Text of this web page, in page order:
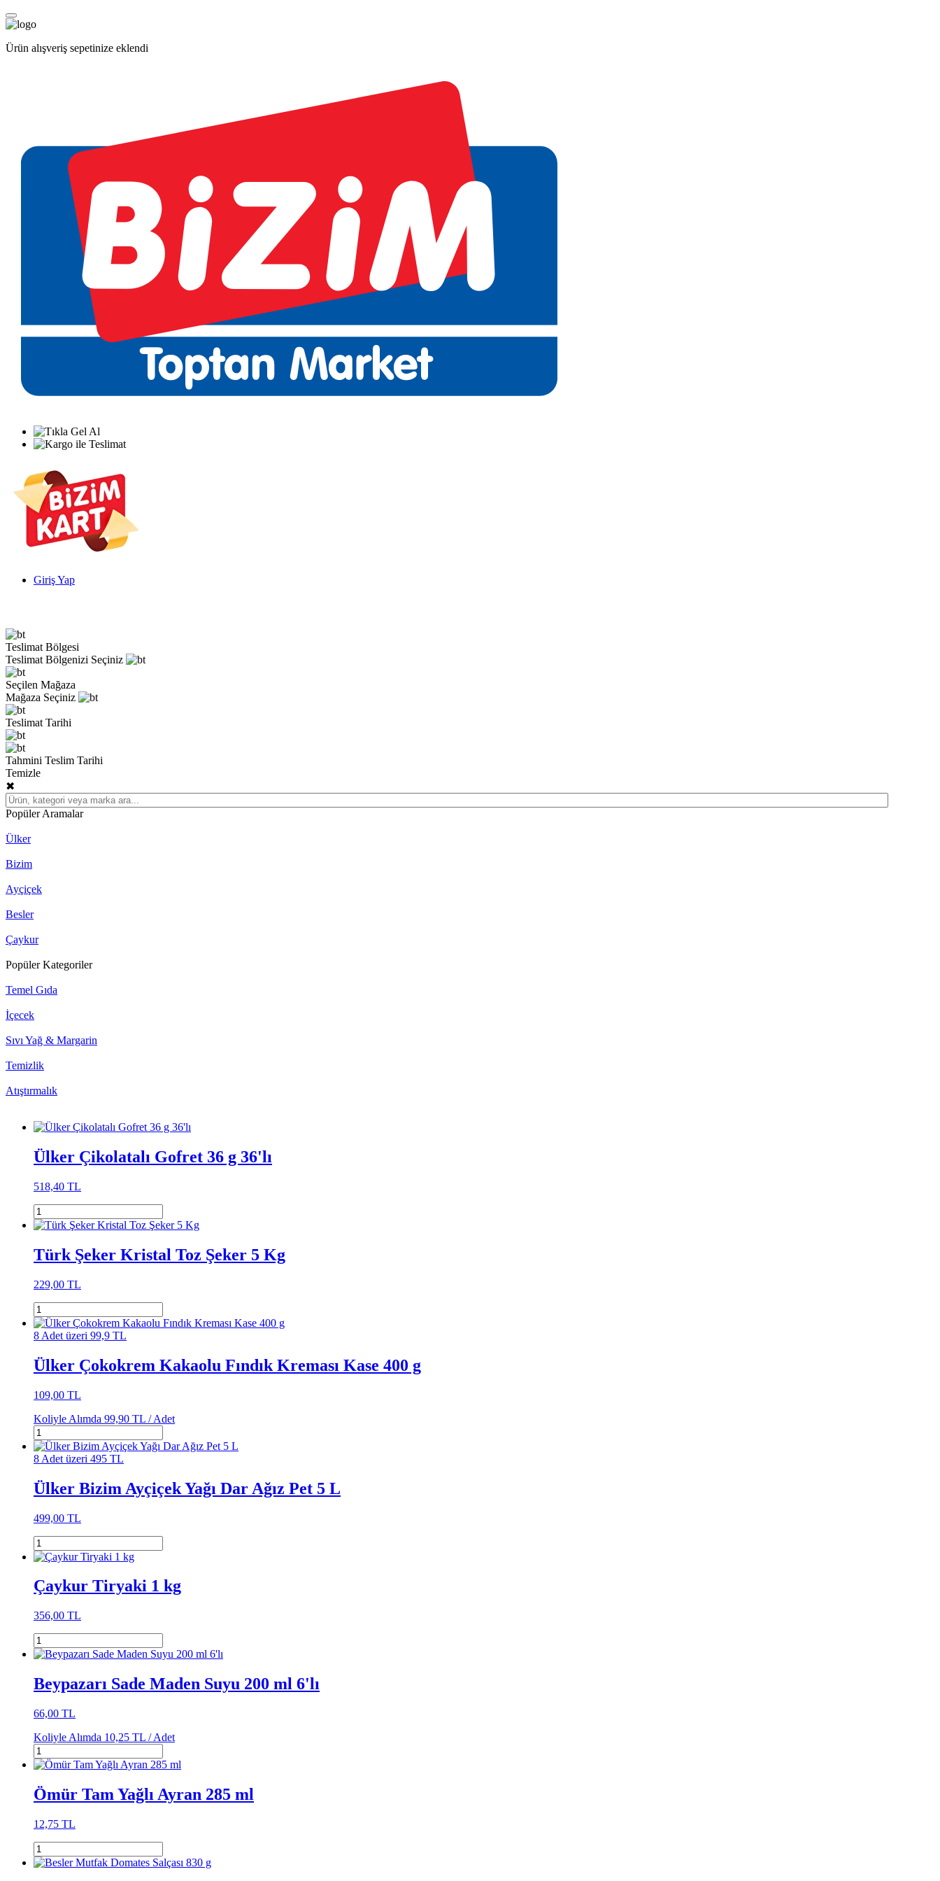
Ürün alışveriş sepetinize eklendi
Giriş Yap
Teslimat Bölgesi
Teslimat Bölgenizi Seçiniz
Seçilen Mağaza
Mağaza Seçiniz
Teslimat Tarihi
Tahmini Teslim Tarihi
Temizle
✖
Popüler Aramalar
Ülker
Bizim
Ayçiçek
Besler
Çaykur
Popüler Kategoriler
Temel Gıda
İçecek
Sıvı Yağ & Margarin
Temizlik
Atıştırmalık
Ülker Çikolatalı Gofret 36 g 36'lı
518,40 TL
Türk Şeker Kristal Toz Şeker 5 Kg
229,00 TL
8 Adet üzeri 99,9 TL
Ülker Çokokrem Kakaolu Fındık Kreması Kase 400 g
109,00 TL
Koliyle Alımda 99,90 TL /Adet
8 Adet üzeri 495 TL
Ülker Bizim Ayçiçek Yağı Dar Ağız Pet 5 L
499,00 TL
Çaykur Tiryaki 1 kg
356,00 TL
Beypazarı Sade Maden Suyu 200 ml 6'lı
66,00 TL
Koliyle Alımda 10,25 TL /Adet
Ömür Tam Yağlı Ayran 285 ml
12,75 TL